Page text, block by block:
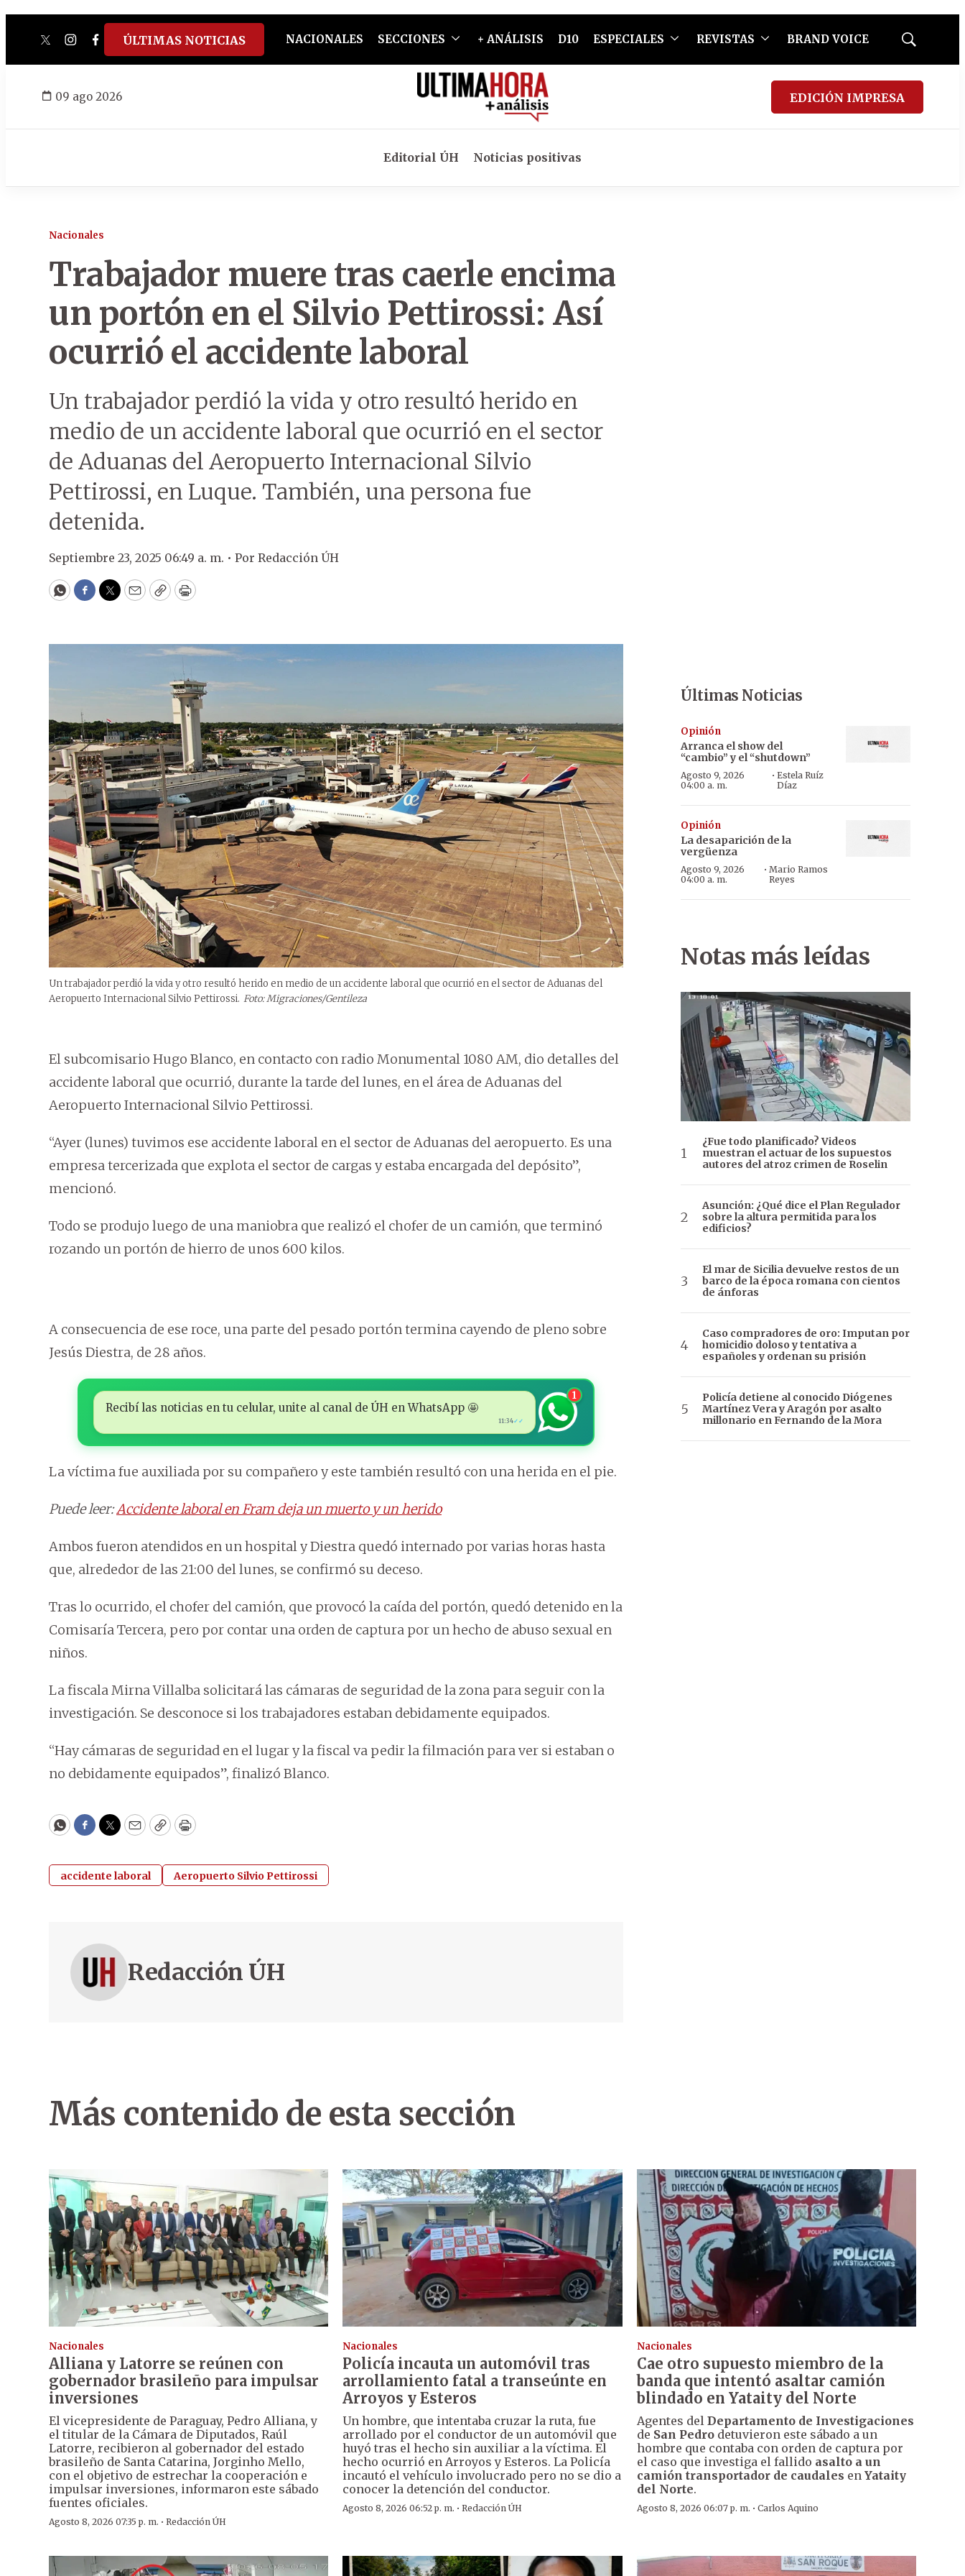
twitterinstagram
facebook
tiktokyoutube
spotify
ÚLTIMAS NOTICIAS NACIONALES SECCIONES + ANÁLISIS D10 ESPECIALES REVISTAS BRAND VOICE
Mostrar
09 ago 2026 EDICIÓN IMPRESA
Editorial ÚH Noticias positivas
Nacionales
Trabajador muere tras caerle encima
un portón en el Silvio Pettirossi: Así
ocurrió el accidente laboral
Un trabajador perdió la vida y otro resultó herido en
medio de un accidente laboral que ocurrió en el sector
de Aduanas del Aeropuerto Internacional Silvio
Pettirossi, en Luque. También, una persona fue
detenida.
Septiembre 23, 2025 06:49 a. m. • Por Redacción ÚH
WhatsApp
Facebook
Twitter
EmailCopyPrint
Un trabajador perdió la vida y otro resultó herido en medio de un accidente laboral que ocurrió en el sector de Aduanas del
Aeropuerto Internacional Silvio Pettirossi. Foto: Migraciones/Gentileza
El subcomisario Hugo Blanco, en contacto con radio Monumental 1080 AM, dio detalles del
accidente laboral que ocurrió, durante la tarde del lunes, en el área de Aduanas del
Aeropuerto Internacional Silvio Pettirossi.
“Ayer (lunes) tuvimos ese accidente laboral en el sector de Aduanas del aeropuerto. Es una
empresa tercerizada que explota el sector de cargas y estaba encargada del depósito”,
mencionó.
Todo se produjo luego de una maniobra que realizó el chofer de un camión, que terminó
rozando un portón de hierro de unos 600 kilos.
A consecuencia de ese roce, una parte del pesado portón termina cayendo de pleno sobre
Jesús Diestra, de 28 años.
Recibí las noticias en tu celular, unite al canal de ÚH en WhatsApp 🤩
11:34✓✓
1
La víctima fue auxiliada por su compañero y este también resultó con una herida en el pie.
Puede leer:Accidente laboral en Fram deja un muerto y un herido
Ambos fueron atendidos en un hospital y Diestra quedó internado por varias horas hasta
que, alrededor de las 21:00 del lunes, se confirmó su deceso.
Tras lo ocurrido, el chofer del camión, que provocó la caída del portón, quedó detenido en la
Comisaría Tercera, pero por contar una orden de captura por un hecho de abuso sexual en
niños.
La fiscala Mirna Villalba solicitará las cámaras de seguridad de la zona para seguir con la
investigación. Se desconoce si los trabajadores estaban debidamente equipados.
“Hay cámaras de seguridad en el lugar y la fiscal va pedir la filmación para ver si estaban o
no debidamente equipados”, finalizó Blanco.
WhatsApp
Facebook
Twitter
EmailCopyPrint
accidente laboral Aeropuerto Silvio Pettirossi
Redacción ÚH
Últimas Noticias
Opinión
Arranca el show del
“cambio” y el “shutdown”
Agosto 9, 2026
04:00 a. m.
·Estela Ruíz
Díaz
Opinión
La desaparición de la
vergüenza
Agosto 9, 2026
04:00 a. m.
· Mario Ramos
Reyes
Notas más leídas
¿Fue todo planificado? Videos
muestran el actuar de los supuestos
autores del atroz crimen de Roselin
Asunción: ¿Qué dice el Plan Regulador
sobre la altura permitida para los
edificios?
El mar de Sicilia devuelve restos de un
barco de la época romana con cientos
de ánforas
Caso compradores de oro: Imputan por
homicidio doloso y tentativa a
españoles y ordenan su prisión
Policía detiene al conocido Diógenes
Martínez Vera y Aragón por asalto
millonario en Fernando de la Mora
Más contenido de esta sección
Nacionales
Alliana y Latorre se reúnen con
gobernador brasileño para impulsar
inversiones
El vicepresidente de Paraguay, Pedro Alliana, y
el titular de la Cámara de Diputados, Raúl
Latorre, recibieron al gobernador del estado
brasileño de Santa Catarina, Jorginho Mello,
con el objetivo de estrechar la cooperación e
impulsar inversiones, informaron este sábado
fuentes oficiales.
Agosto 8, 2026 07:35 p. m. · Redacción ÚH
Nacionales
Policía incauta un automóvil tras
arrollamiento fatal a transeúnte en
Arroyos y Esteros
Un hombre, que intentaba cruzar la ruta, fue
arrollado por el conductor de un automóvil que
huyó tras el hecho sin auxiliar a la víctima. El
hecho ocurrió en Arroyos y Esteros. La Policía
incautó el vehículo involucrado pero no se dio a
conocer la detención del conductor.
Agosto 8, 2026 06:52 p. m. ·Redacción ÚH
Nacionales
Cae otro supuesto miembro de la
banda que intentó asaltar camión
blindado en Yataity del Norte
Agentes del Departamento de Investigaciones
de San Pedrodetuvieron este sábado a un
hombre que contaba con orden de captura por
el caso que investiga el fallido asalto a un
camión transportador de caudales en Yataity
del Norte.
Agosto 8, 2026 06:07 p. m. · Carlos Aquino